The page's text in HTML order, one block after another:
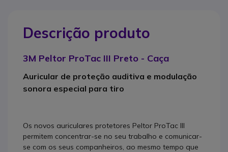
Descrição produto
3M Peltor ProTac III Preto - Caça
Auricular de proteção auditiva e modulação
sonora especial para tiro
Os novos auriculares protetores Peltor ProTac III
permitem concentrar-se no seu trabalho e comunicar-
se com os seus companheiros, ao mesmo tempo que